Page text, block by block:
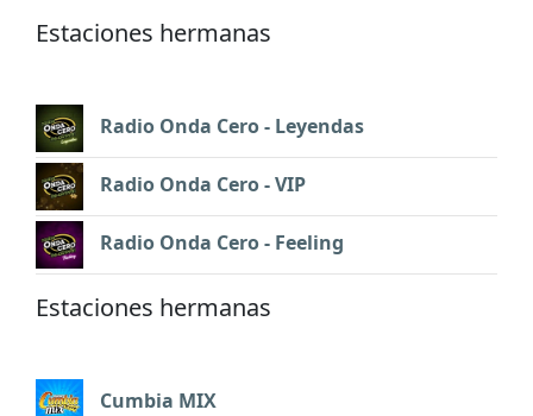
Estaciones hermanas
Radio Onda Cero - Leyendas
Radio Onda Cero - VIP
Radio Onda Cero - Feeling
Estaciones hermanas
Cumbia MIX